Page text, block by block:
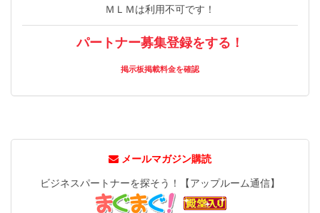
ＭＬＭは利用不可です！
パートナー募集登録をする！
掲示板掲載料金を確認
メールマガジン購読
ビジネスパートナーを探そう！【アップルーム通信】